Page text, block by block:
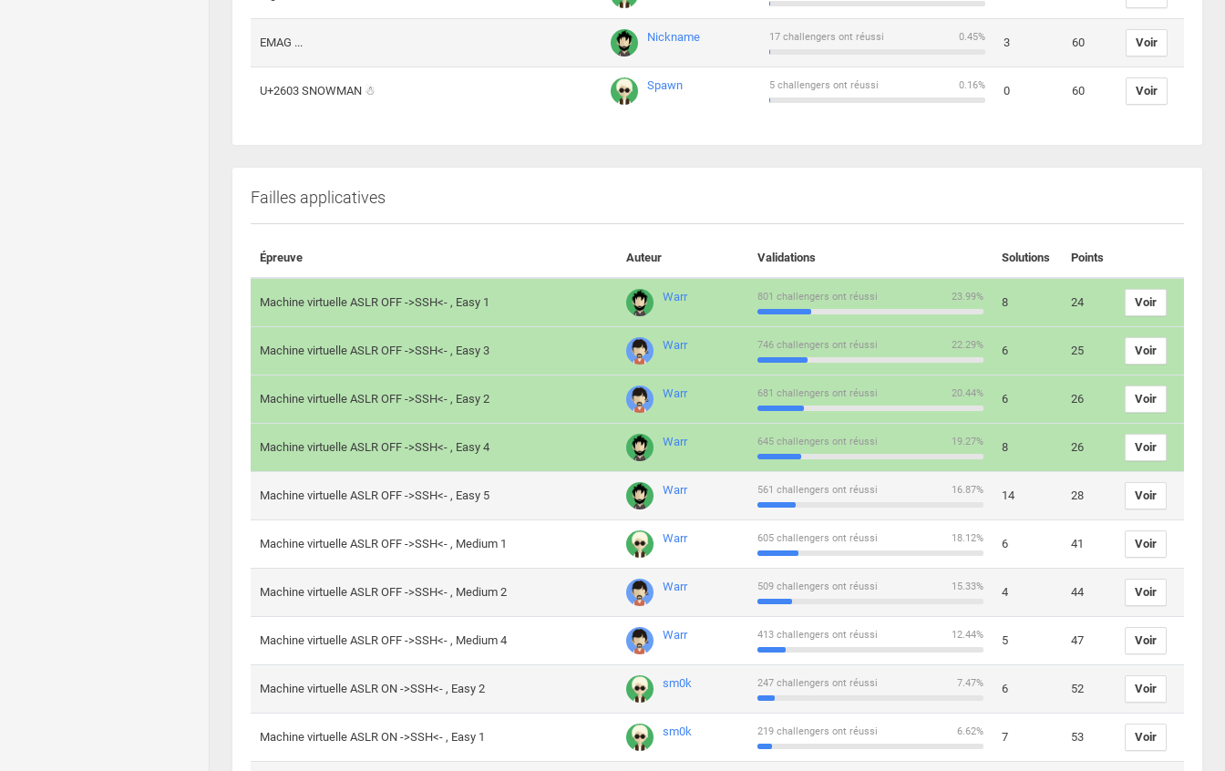
EMAG ... Nickname 0.45%
17 challengers ont réussi 3 60 Voir
U+2603 SNOWMAN ☃ Spawn 0.16%
5 challengers ont réussi 0 60 Voir
Failles applicatives
Épreuve Auteur Validations Solutions Points
Machine virtuelle ASLR OFF ->SSH<- , Easy 1 Warr 23.99%
801 challengers ont réussi 8 24 Voir
Machine virtuelle ASLR OFF ->SSH<- , Easy 3 Warr 22.29%
746 challengers ont réussi 6 25 Voir
Machine virtuelle ASLR OFF ->SSH<- , Easy 2 Warr 20.44%
681 challengers ont réussi 6 26 Voir
Machine virtuelle ASLR OFF ->SSH<- , Easy 4 Warr 19.27%
645 challengers ont réussi 8 26 Voir
Machine virtuelle ASLR OFF ->SSH<- , Easy 5 Warr 16.87%
561 challengers ont réussi 14 28 Voir
Machine virtuelle ASLR OFF ->SSH<- , Medium 1 Warr 18.12%
605 challengers ont réussi 6 41 Voir
Machine virtuelle ASLR OFF ->SSH<- , Medium 2 Warr 15.33%
509 challengers ont réussi 4 44 Voir
Machine virtuelle ASLR OFF ->SSH<- , Medium 4 Warr 12.44%
413 challengers ont réussi 5 47 Voir
Machine virtuelle ASLR ON ->SSH<- , Easy 2 sm0k 7.47%
247 challengers ont réussi 6 52 Voir
Machine virtuelle ASLR ON ->SSH<- , Easy 1 sm0k 6.62%
219 challengers ont réussi 7 53 Voir